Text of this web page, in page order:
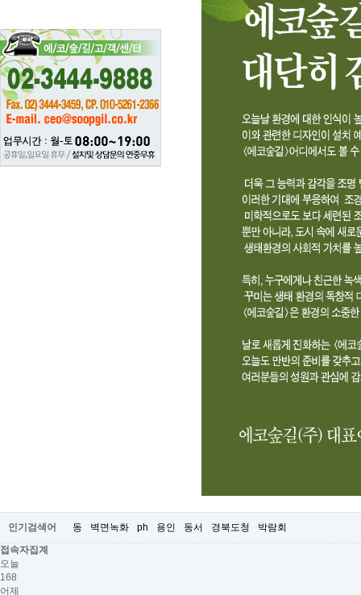
인기검색어 동 벽면녹화 ph 용인 동서 경북도청
박람회
접속자집계
오늘
168
어제